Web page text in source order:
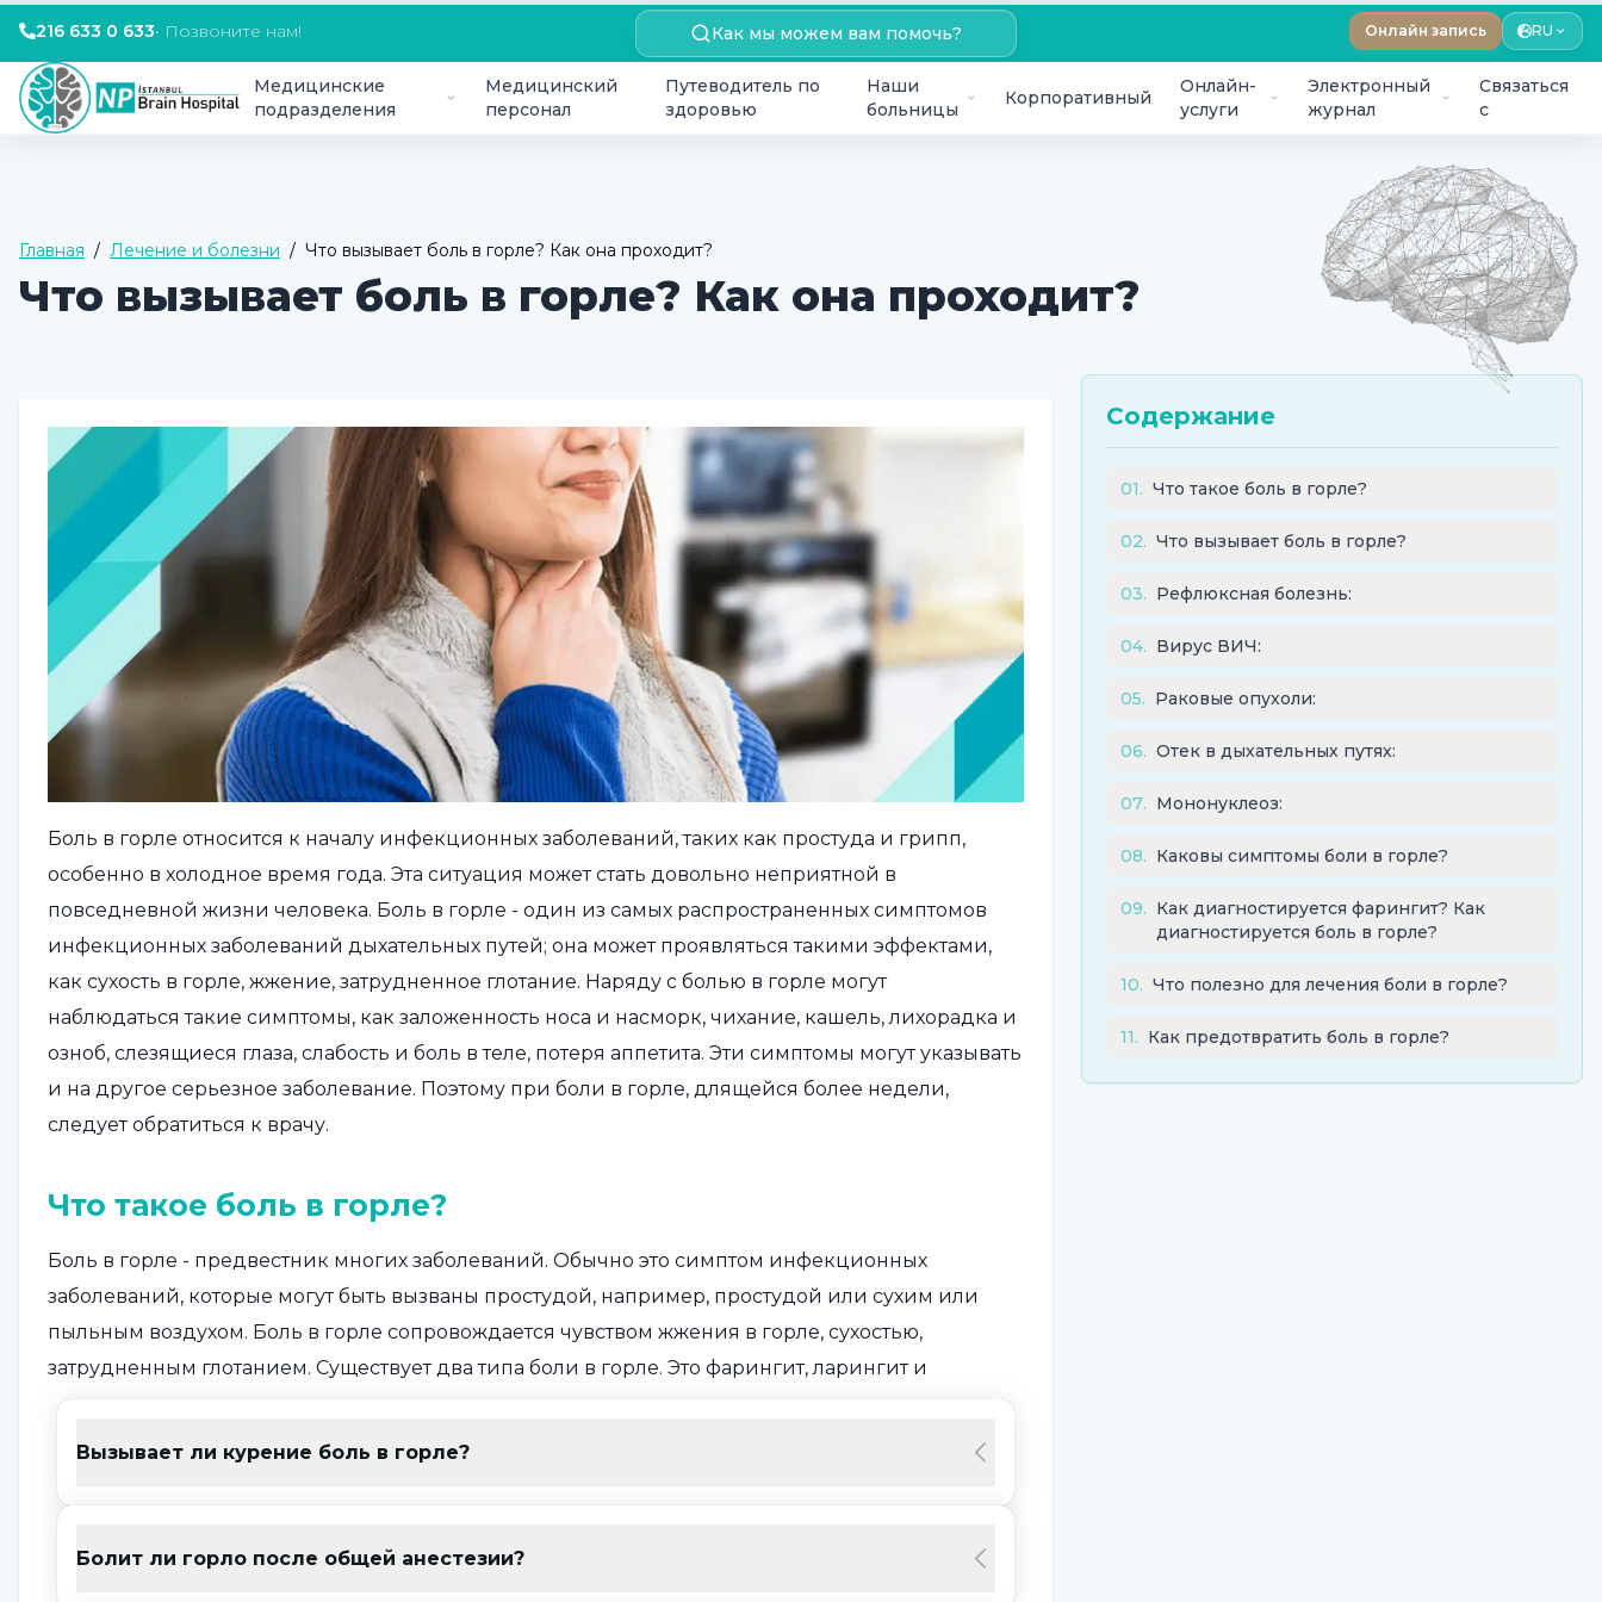
216 633 0 633• Позвоните нам! Как мы можем вам помочь? Онлайн запись RU
Медицинские
подразделения
Медицинский
персонал
Путеводитель по
здоровью
Наши
больницы
Корпоративный
Онлайн-
услуги
Электронный
журнал
Связаться
с
Главная / Лечение и болезни / Что вызывает боль в горле? Как она проходит?
Что вызывает боль в горле? Как она проходит?
Боль в горле относится к началу инфекционных заболеваний, таких как простуда и грипп,
особенно в холодное время года. Эта ситуация может стать довольно неприятной в
повседневной жизни человека. Боль в горле - один из самых распространенных симптомов
инфекционных заболеваний дыхательных путей; она может проявляться такими эффектами,
как сухость в горле, жжение, затрудненное глотание. Наряду с болью в горле могут
наблюдаться такие симптомы, как заложенность носа и насморк, чихание, кашель, лихорадка и
озноб, слезящиеся глаза, слабость и боль в теле, потеря аппетита. Эти симптомы могут указывать
и на другое серьезное заболевание. Поэтому при боли в горле, длящейся более недели,
следует обратиться к врачу.
Что такое боль в горле?
Боль в горле - предвестник многих заболеваний. Обычно это симптом инфекционных
заболеваний, которые могут быть вызваны простудой, например, простудой или сухим или
пыльным воздухом. Боль в горле сопровождается чувством жжения в горле, сухостью,
затрудненным глотанием. Существует два типа боли в горле. Это фарингит, ларингит и
тонзиллит.
Фарингит охватывает боль в области от ротовой полости до гортани. Ларингит сопровождается
болью и отеком в голосовом аппарате в гортани. Тонзиллит - это заболевание, связанное с
пятна или гной. Это также может быть предвестником инфекционного заболевания. Факторы
Вызывает ли курение боль в горле?
Болит ли горло после общей анестезии?
Содержание
01. Что такое боль в горле?
02. Что вызывает боль в горле?
03. Рефлюксная болезнь:
04. Вирус ВИЧ:
05. Раковые опухоли:
06. Отек в дыхательных путях:
07. Мононуклеоз:
08. Каковы симптомы боли в горле?
09. Как диагностируется фарингит? Как
диагностируется боль в горле?
10. Что полезно для лечения боли в горле?
11. Как предотвратить боль в горле?